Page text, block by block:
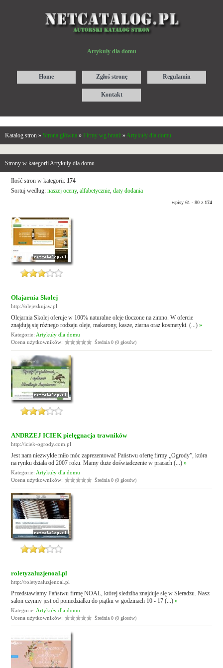
Artykuły dla domu
Home Zgłoś stronę Regulamin
Kontakt
Katalog stron » Strona główna » Firmy wg branż » Artykuły dla domu
Strony w kategorii Artykuły dla domu
Ilość stron w kategorii: 174
Sortuj według:naszej oceny,alfabetycznie ,daty dodania
wpisy 61 - 80 z 174
Olajarnia Skolej
http://olejezkujaw.pl
Olejarnia Skolej oferuje w 100% naturalne oleje tłoczone na zimno. W ofercie
znajdują się różnego rodzaju oleje, makarony, kasze, ziarna oraz kosmetyki. (...)»
Kategorie: Artykuły dla domu
Ocena użytkowników:
Średnia 0 (0 głosów)
ANDRZEJ ICIEK pielęgnacja trawników
http://iciek-ogrody.com.pl
Jest nam niezwykle miło móc zaprezentować Państwu ofertę firmy „Ogrody”, która
na rynku działa od 2007 roku. Mamy duże doświadczenie w pracach (...)»
Kategorie: Artykuły dla domu
Ocena użytkowników:
Średnia 0 (0 głosów)
roletyzaluzjenoal.pl
http://roletyzaluzjenoal.pl
Przedstawiamy Państwu firmę NOAL, której siedziba znajduje się w Sieradzu. Nasz
salon czynny jest od poniedziałku do piątku w godzinach 10 - 17 (...)»
Kategorie: Artykuły dla domu
Ocena użytkowników:
Średnia 0 (0 głosów)